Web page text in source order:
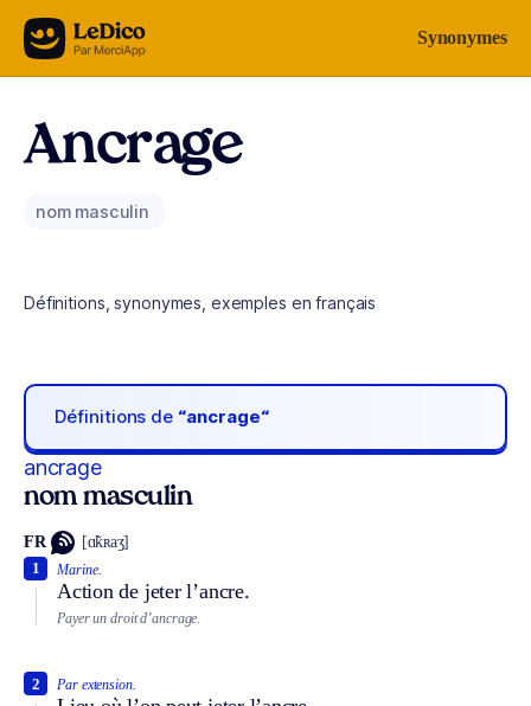
Aller au contenu Synonymes
Ancrage
nom masculin
Définitions, synonymes, exemples en français
Définitions de “ancrage“
ancrage
nom masculin
FR [ɑ̃kʀaʒ]
Marine.
Action de jeter l’ancre.
1
Payer un droit d’ancrage.
Par extension.
2